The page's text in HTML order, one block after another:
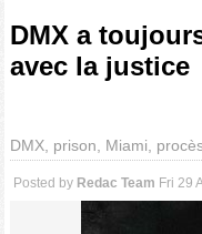
DMX a
avec la justice
DMX, prison, Miami,
Posted by Redac Team Fri 29